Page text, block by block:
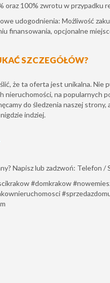
oraz 100% zwrotu w przypadku
udogodnienia: Możliwość
finansowania, opcjonalne
SZCZEGÓŁÓW?
że ta oferta jest unikalna. Nie
nieruchomości, na popularnych
do śledzenia naszej
indziej.
Napisz lub zadzwoń: Telefon /
#domkrakow